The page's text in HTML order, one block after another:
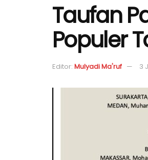
Taufan
Populer
Editor: Mulyadi Ma'ruf 3